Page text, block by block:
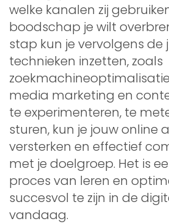
welke kanalen zij
boodschap je wilt
stap kun je vervolgens de
technieken inzetten, zoals
zoekmachineoptimalisatie
media marketing en
te experimenteren, te
sturen, kun je jouw online
versterken en effectief
met je doelgroep. Het is
proces van leren en
succesvol te zijn in de
vandaag.